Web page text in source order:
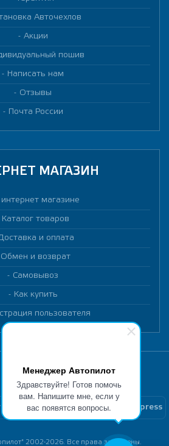
Менеджер Автопилот
Здравствуйте! Готов помочь
вам. Напишите мне, если у
вас появятся вопросы.
Авточехлов
Акции
пошив
Написать нам
Отзывы
Почта России
МАГАЗИН
магазине
Каталог товаров
и оплата
Обмен и возврат
Самовывоз
Как купить
пользователя
Yandex Market Aliexpress
2002-2026. Все права защищены.